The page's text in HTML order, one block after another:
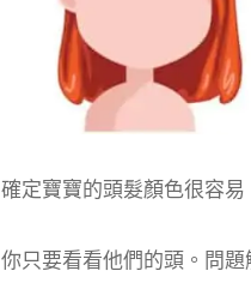
確定寶寶的頭髮顏色很容易
你只要看看他們的頭。 問題